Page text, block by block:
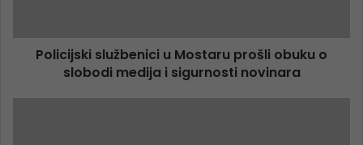
Policijski službenici u Mostaru prošli obuku o
slobodi medija i sigurnosti novinara